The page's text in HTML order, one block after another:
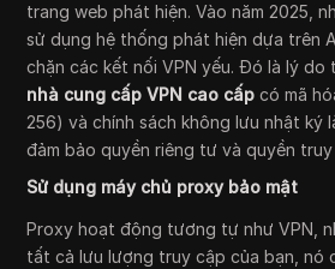
trang web phát hiện. Vào năm 2025,
sử dụng hệ thống phát hiện dựa trên
chặn các kết nối VPN yếu. Đó là lý do
nhà cung cấp VPN cao cấp có mã
256) và chính sách không lưu nhật ký
đảm bảo quyền riêng tư và quyền
Sử dụng máy chủ proxy bảo mật
Proxy hoạt động tương tự như VPN,
tất cả lưu lượng truy cập của bạn, nó